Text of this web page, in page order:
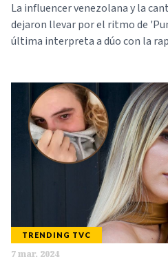
La influencer venezolana y la
dejaron llevar por el ritmo de
última interpreta a dúo con la
TRENDING TVC
7 mar. 2024